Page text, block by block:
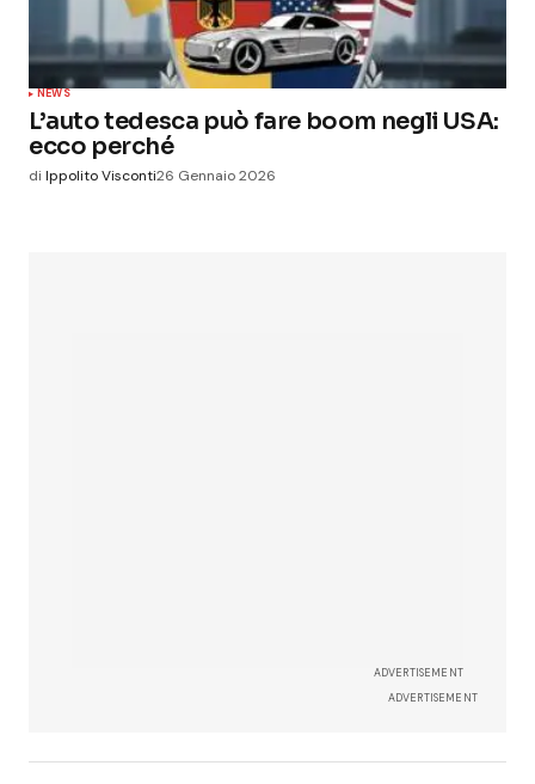
NEWS
L’auto tedesca può fare boom negli USA:
ecco perché
di Ippolito Visconti26 Gennaio 2026
ADVERTISEMENT
ADVERTISEMENT